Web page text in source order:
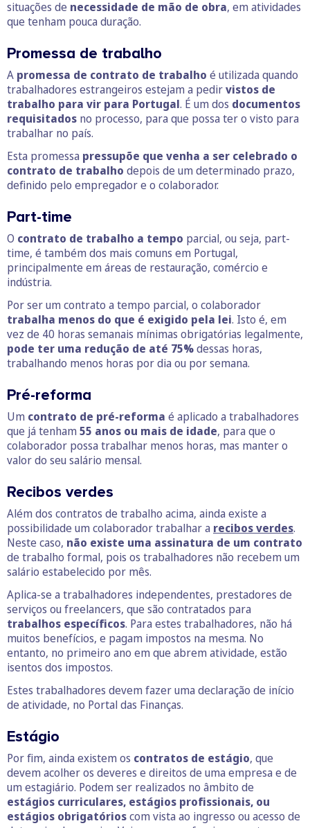
situações de necessidade de mão de obra, em atividades
que tenham pouca duração.
Promessa de trabalho
A promessa de contrato de trabalho é utilizada quando
trabalhadores estrangeiros estejam a pedirvistos de
trabalho para vir para Portugal. É um dos documentos
requisitados no processo, para que possa ter o visto para
trabalhar no país.
Esta promessa pressupõe que venha a ser celebrado o
contrato de trabalho depois de um determinado prazo,
definido pelo empregador e o colaborador.
Part-time
O contrato de trabalho a tempo parcial, ou seja, part-
time, é também dos mais comuns em Portugal,
principalmente em áreas de restauração, comércio e
indústria.
Por ser um contrato a tempo parcial, o colaborador
trabalha menos do que é exigido pela lei. Isto é, em
vez de 40 horas semanais mínimas obrigatórias legalmente,
pode ter uma redução de até 75%dessas horas,
trabalhando menos horas por dia ou por semana.
Pré-reforma
Um contrato de pré-reforma é aplicado a trabalhadores
que já tenham 55 anos ou mais de idade, para que o
colaborador possa trabalhar menos horas, mas manter o
valor do seu salário mensal.
Recibos verdes
Além dos contratos de trabalho acima, ainda existe a
possibilidade um colaborador trabalhar a recibos verdes.
Neste caso, não existe uma assinatura de um contrato
de trabalho formal, pois os trabalhadores não recebem um
salário estabelecido por mês.
Aplica-se a trabalhadores independentes, prestadores de
serviços ou freelancers, que são contratados para
trabalhos específicos. Para estes trabalhadores, não há
muitos benefícios, e pagam impostos na mesma. No
entanto, no primeiro ano em que abrem atividade, estão
isentos dos impostos.
Estes trabalhadores devem fazer uma declaração de início
de atividade, no Portal das Finanças.
Estágio
Por fim, ainda existem os contratos de estágio, que
devem acolher os deveres e direitos de uma empresa e de
um estagiário. Podem ser realizados no âmbito de
estágios curriculares, estágios profissionais, ou
estágios obrigatórioscom vista ao ingresso ou acesso de